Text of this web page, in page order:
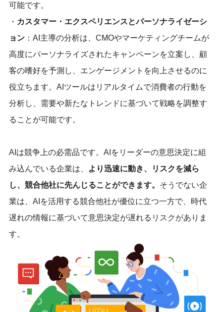
可能です。
・ カスタマー・エクスペリエンスとパーソナライゼーシ
ョン：AI主導の分析は、CMOやマーケティングチームが
高度にパーソナライズされたキャンペーンを立案し、顧
客の嗜好を予測し、エンゲージメントを向上させるのに
役立ちます。AIツールはリアルタイムで消費者の行動を
分析し、需要や新たなトレンドに基づいて戦略を調整す
ることが可能です。
AIは競争上の必需品です。AIをリーダーの意思決定に組
み込んでいる企業は、
より迅速に動き、リスクを減ら
し、競合他社に先んじることができます。 そうでない企
業は、AIを活用する競合他社が優位に立つ一方で、時代
遅れの情報に基づいて意思決定が遅れるリスクがありま
す。